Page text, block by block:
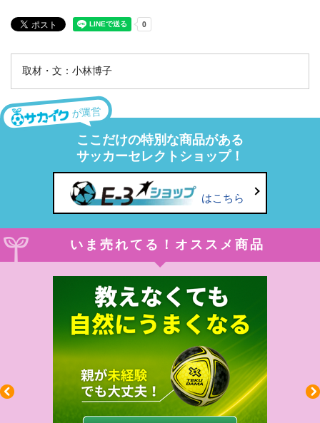
取材・文：小林博子
が運営
ここだけの特別な商品がある
サッカーセレクトショップ！
はこちら
いま売れてる！オススメ商品